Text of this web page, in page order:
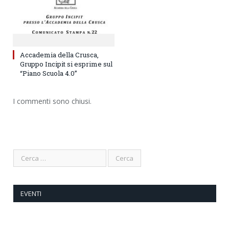
Accademia della Crusca,
Gruppo Incipit si esprime sul
“Piano Scuola 4.0”
I commenti sono chiusi.
EVENTI